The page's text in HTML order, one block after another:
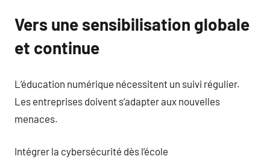
Vers une sensibilisation globale
et continue
L’éducation numérique nécessitent un suivi régulier.
Les entreprises doivent s’adapter aux nouvelles
menaces.
Intégrer la cybersécurité dès l’école